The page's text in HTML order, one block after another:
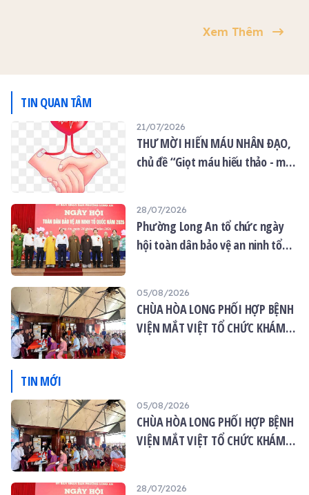
thảo - mùa Vu lan Báo
hiếu”.
Xem Thêm
TIN QUAN TÂM
21/07/2026
THƯ MỜI HIẾN MÁU NHÂN ĐẠO,
chủ đề “Giọt máu hiếu thảo - mùa
28/07/2026
Phường Long An tổ chức ngày
hội toàn dân bảo vệ an ninh tổ
05/08/2026
CHÙA HÒA LONG PHỐI HỢP BỆNH
VIỆN MẮT VIỆT TỔ CHỨC KHÁM
TIN MỚI
05/08/2026
CHÙA HÒA LONG PHỐI HỢP BỆNH
VIỆN MẮT VIỆT TỔ CHỨC KHÁM
28/07/2026